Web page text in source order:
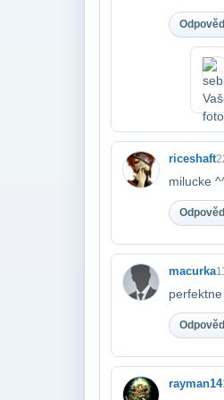
riceshaft
milucke
macurka
perfektne
rayman14